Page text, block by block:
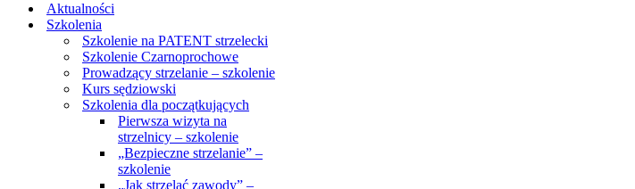
Aktualności
Szkolenia
Szkolenie na PATENT strzelecki
Szkolenie Czarnoprochowe
Prowadzący strzelanie – szkolenie
Kurs sędziowski
Szkolenia dla początkujących
Pierwsza wizyta na
strzelnicy – szkolenie
„Bezpieczne strzelanie” –
szkolenie
„Jak strzelać zawody” –